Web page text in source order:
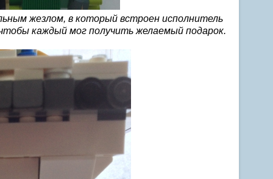
жезлом, в который встроен исполнитель
каждый мог получить желаемый подарок.